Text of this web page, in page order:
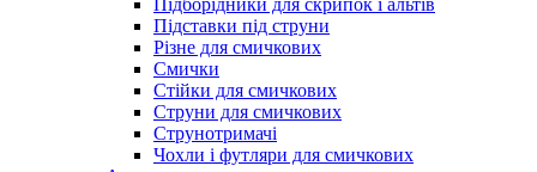
Підборiдники для скрипок і альтів
Підставки під струни
Різне для смичкових
Смички
Стійки для смичкових
Струни для смичкових
Струнотримачі
Чохли і футляри для смичкових